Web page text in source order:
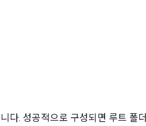
다. 성공적으로 구성되면 루트 폴더